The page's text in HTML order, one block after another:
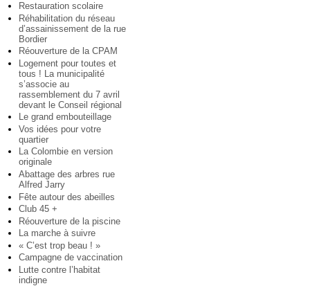
Restauration scolaire
Réhabilitation du réseau
d’assainissement de la rue
Bordier
Réouverture de la CPAM
Logement pour toutes et
tous ! La municipalité
s’associe au
rassemblement du 7 avril
devant le Conseil régional
Le grand embouteillage
Vos idées pour votre
quartier
La Colombie en version
originale
Abattage des arbres rue
Alfred Jarry
Fête autour des abeilles
Club 45 +
Réouverture de la piscine
La marche à suivre
« C’est trop beau ! »
Campagne de vaccination
Lutte contre l’habitat
indigne